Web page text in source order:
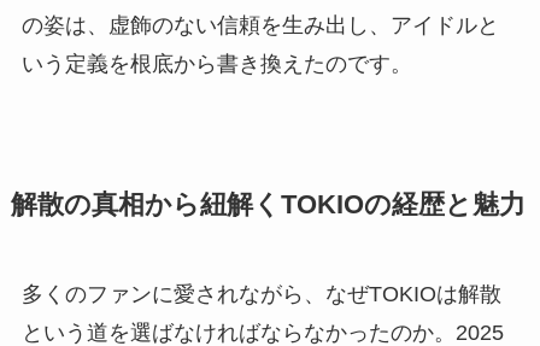
の姿は、虚飾のない信頼を生み出し、アイドルと
いう定義を根底から書き換えたのです。
解散の真相から紐解くTOKIOの経歴と魅力
多くのファンに愛されながら、なぜTOKIOは解散
という道を選ばなければならなかったのか。2025